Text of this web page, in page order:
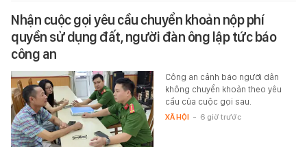
Nhận cuộc gọi yêu cầu chuyển khoản nộp phí
quyền sử dụng đất, người đàn ông lập tức báo
công an
Công an cảnh báo người dân
không chuyển khoản theo yêu
cầu của cuộc gọi sau.
XÃ HỘI - 6 giờ trước